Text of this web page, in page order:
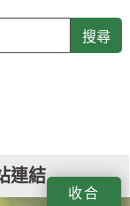
連結
收合